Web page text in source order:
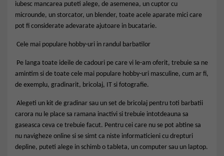
iubesc mancarea puteti alege, de asemenea, un cuptor cu
microunde, un storcator, un blender, toate acele aparate mici care
pot fi considerate adevarate ajutoare in bucatarie.
Cele mai populare hobby-uri in randul barbatilor
Pe langa toate ideile de cadouri pe care vi le-am oferit, trebuie sa ne
amintim si de toate cele mai populare hobby-uri masculine, cum ar fi,
de exemplu, gradinarit, bricolaj, IT si fotografie.
Alegeti un kit de gradinar sau un set de bricolaj pentru toti barbatii
carora nu le place sa ramana inactivi si trebuie intotdeauna sa
gaseasca ceva ce trebuie facut. Pentru cei care nu se pot abtine sa
nu navigheze online si se simt ca niste informaticieni cu drepturi
depline, puteti alege in schimb o tableta, un computer sau un laptop.